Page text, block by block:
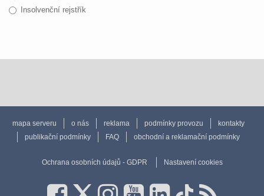
Insolvenční rejstřík
mapa serveru o nás reklama podmínky provozu
kontakty
publikační podmínky
FAQ obchodní a reklamační podmínky
Ochrana osobních údajů - GDPR Nastavení cookies